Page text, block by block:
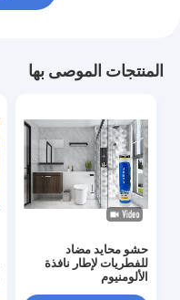
المنتجات الموصى بها
حشو محايد مضاد
للفطريات لإطار نافذة
الألومنيوم